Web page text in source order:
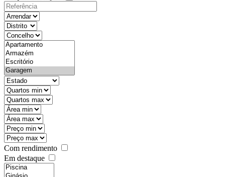
objective
districtId
countyId
types
state
mintypo
maxtypo
minarea
maxarea
minprice
maxprice
Com rendimento
Em destaque
features